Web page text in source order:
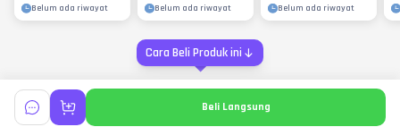
Belum ada riwayat
Belum ada riwayat
Belum ada riwayat
Cara Beli Produk ini
Beli Langsung